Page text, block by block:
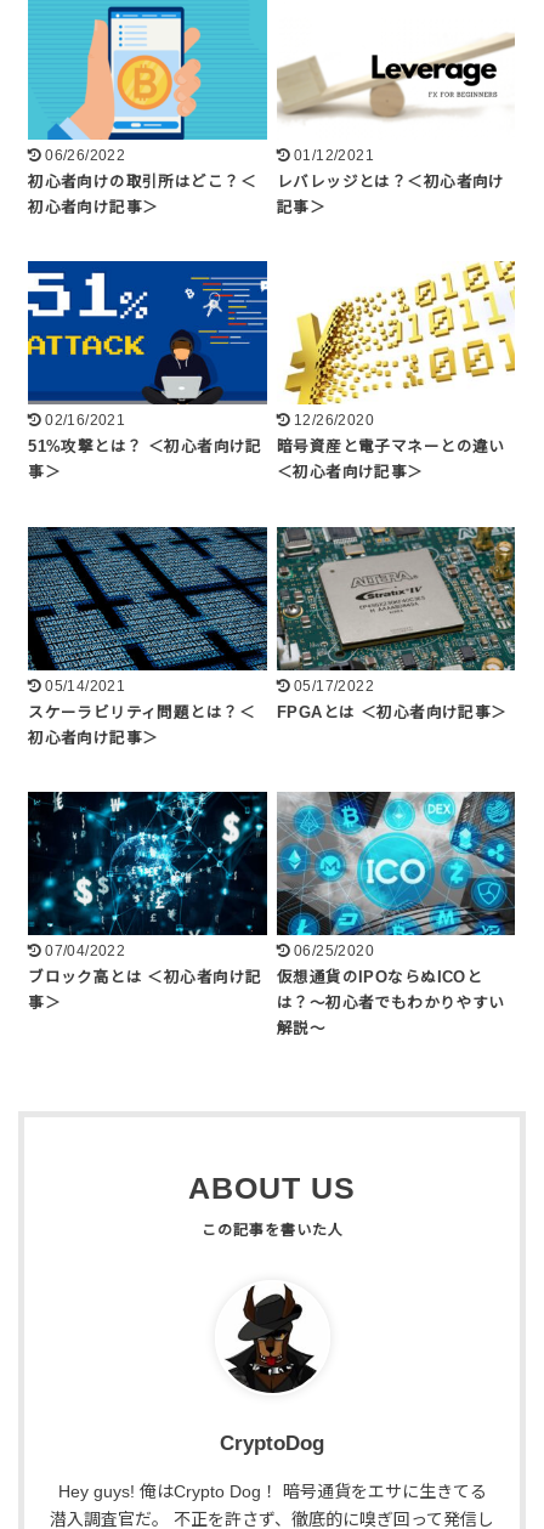
06/26/2022
初心者向けの取引所はどこ？＜
初心者向け記事＞
01/12/2021
レバレッジとは？＜初心者向け
記事＞
02/16/2021
51%攻撃とは？ ＜初心者向け記
事＞
12/26/2020
暗号資産と電子マネーとの違い
＜初心者向け記事＞
05/14/2021
スケーラビリティ問題とは？＜
初心者向け記事＞
05/17/2022
FPGAとは ＜初心者向け記事＞
07/04/2022
ブロック高とは ＜初心者向け記
事＞
06/25/2020
仮想通貨のIPOならぬICOと
は？〜初心者でもわかりやすい
解説〜
ABOUT US
CryptoDog
Hey guys! 俺はCrypto Dog！ 暗号通貨をエサに生きてる
潜入調査官だ。 不正を許さず、徹底的に嗅ぎ回って発信し